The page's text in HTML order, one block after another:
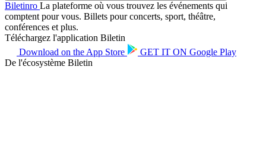
Biletinro La plateforme où vous trouvez les événements qui
comptent pour vous. Billets pour concerts, sport, théâtre,
conférences et plus.
Téléchargez l'application Biletin
Download on the App Store GET IT ON Google Play
De l'écosystème Biletin